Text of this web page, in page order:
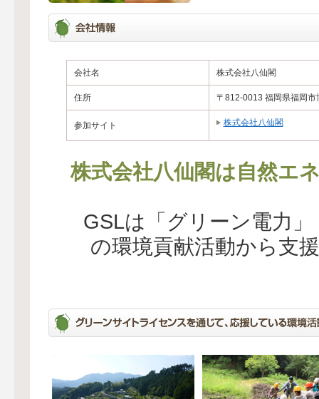
会社名 株式会社八仙閣
住所 〒812-0013 福岡県福岡
参加サイト 株式会社八仙閣
株式会社八仙閣は自然エ
GSLは「グリーン電力
の環境貢献活動から支